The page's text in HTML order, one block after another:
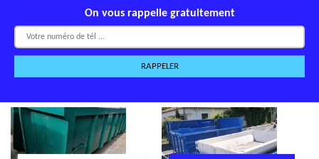
On vous rappelle gratuitement